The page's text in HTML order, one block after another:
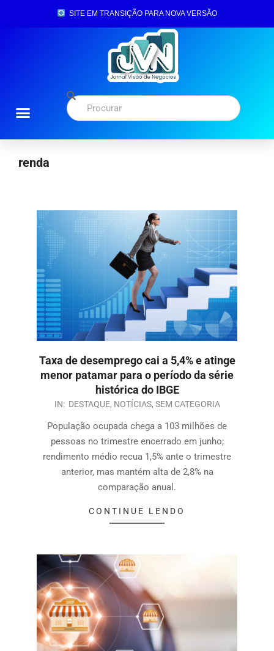
SITE EM TRANSIÇÃO PARA NOVA VERSÃO
renda
Taxa de desemprego cai a 5,4% e atinge
menor patamar para o período da série
histórica do IBGE
IN: DESTAQUE, NOTÍCIAS, SEM CATEGORIA
População ocupada chega a 103 milhões de
pessoas no trimestre encerrado em junho;
rendimento médio recua 1,5% ante o trimestre
anterior, mas mantém alta de 2,8% na
comparação anual.
CONTINUE LENDO